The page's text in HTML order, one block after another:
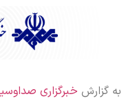
به گزارش خبرگزاری